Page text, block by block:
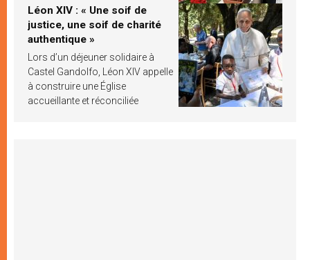
Léon XIV : « Une soif de
justice, une soif de charité
authentique »
Lors d’un déjeuner solidaire à
Castel Gandolfo, Léon XIV appelle
à construire une Église
accueillante et réconciliée